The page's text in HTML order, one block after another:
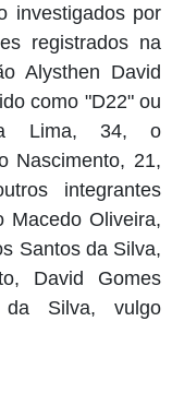
investigados por
registrados na
Alysthen David
como "D22" ou
Lima, 34, o
Nascimento, 21,
integrantes
Macedo Oliveira,
Santos da Silva,
David Gomes
da Silva, vulgo